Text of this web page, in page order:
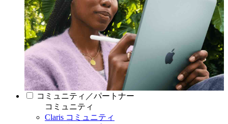
コミュニティ／パートナー
コミュニティ
Claris コミュニティ